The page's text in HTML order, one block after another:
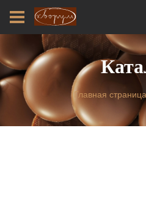
Главная страница